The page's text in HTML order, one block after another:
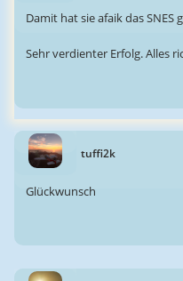
Damit hat sie afaik das SNES
Sehr verdienter Erfolg. Alles
tuffi2k
Glückwunsch